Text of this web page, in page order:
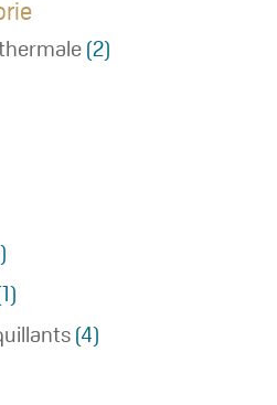
(2)
(4)